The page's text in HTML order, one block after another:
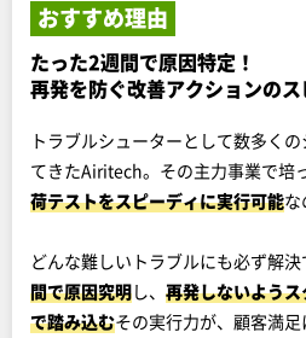
おすすめ理由
たった2週間で原因特定！
再発を防ぐ改善アクションの
トラブルシューターとして数多く
てきたAiritech。その主力事業で培
荷テストをスピーディに実行可能な
どんな難しいトラブルにも必ず解決
間で原因究明し、 再発しないよう
で踏み込むその実行力が、顧客満足